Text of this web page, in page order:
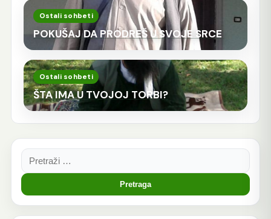
Ostali sohbeti
POKUŠAJ DA PRODREŠ U SVOJE SRCE
Ostali sohbeti
ŠTA IMA U TVOJOJ TORBI?
Pretraga: